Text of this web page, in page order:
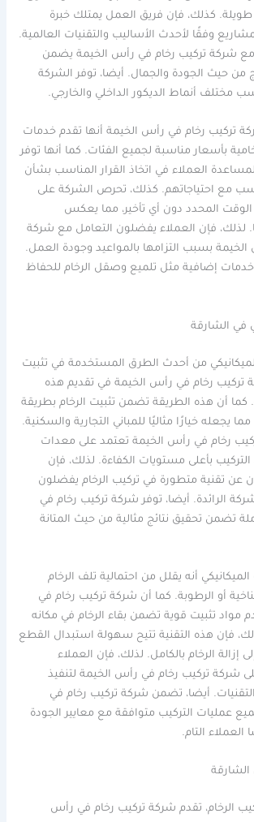
طويلة. كذلك، فإن فريق العمل يمتلك خبرة
وفقًا لأحدث الأساليب والتقنيات العالمية.
مع شركة تركيب رخام في رأس الخيمة يضمن
من حيث الجودة والجمال. أيضا، توفر الشركة
مختلف أنماط الديكور الداخلي والخارجي.
تركيب رخام في رأس الخيمة أنها تقدم خدمات
بأسعار مناسبة لجميع الفئات. كما أنها توفر
العملاء في اتخاذ القرار المناسب بشأن
مع احتياجاتهم. كذلك، تحرص الشركة على
الوقت المحدد دون أي تأخير، مما يعكس
لذلك، فإن العملاء يفضلون التعامل مع شركة
بسبب التزامها بالمواعيد وجودة العمل.
خدمات إضافية مثل تلميع وصقل الرخام للحفاظ
في الشارقة
من أحدث الطرق المستخدمة في تثبيت
تركيب رخام في رأس الخيمة في تقديم هذه
كما أن هذه الطريقة تضمن تثبيت الرخام بطريقة
يجعله خيارًا مثاليًا للمباني التجارية والسكنية.
رخام في رأس الخيمة تعتمد على معدات
بأعلى مستويات الكفاءة. لذلك، فإن
عن تقنية متطورة في تركيب الرخام يفضلون
الرائدة. أيضا، توفر شركة تركيب رخام في
تضمن تحقيق نتائج مثالية من حيث المتانة
أنه يقلل من احتمالية تلف الرخام
أو الرطوبة. كما أن شركة تركيب رخام في
مواد تثبيت قوية تضمن بقاء الرخام في مكانه
فإن هذه التقنية تتيح سهولة استبدال القطع
إزالة الرخام بالكامل. لذلك، فإن العملاء
شركة تركيب رخام في رأس الخيمة لتنفيذ
أيضا، تضمن شركة تركيب رخام في
عمليات التركيب متوافقة مع معايير الجودة
التام.
الرخام، تقدم شركة تركيب رخام في رأس